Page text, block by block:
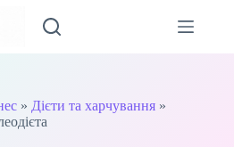
» Дієти та харчування»